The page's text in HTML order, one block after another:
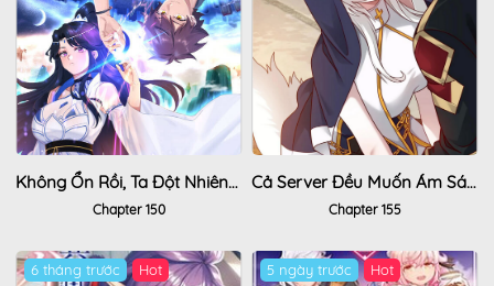
Không Ổn Rồi, Ta Đột Nhiên Vô Địch
Chapter 150
Cả Server Đều Muốn Ám Sát Ta
Chapter 155
6 tháng trước Hot 5 ngày trước Hot